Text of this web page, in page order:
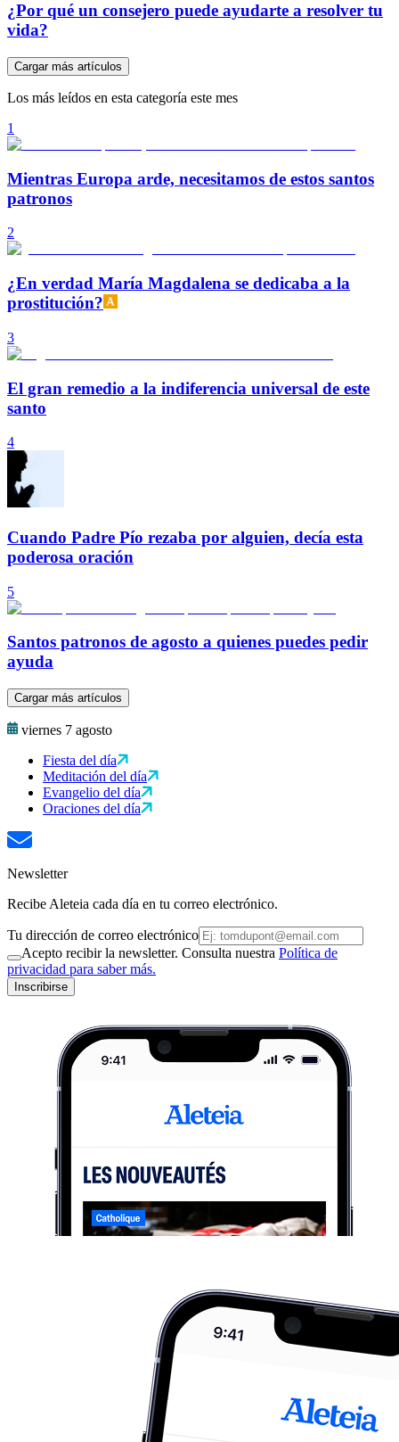
¿Por qué un consejero puede ayudarte a resolver tu
vida?
Cargar más artículos
Los más leídos en esta categoría este mes
1
Mientras Europa arde, necesitamos de estos santos
patronos
2
¿En verdad María Magdalena se dedicaba a la
prostitución?
3
El gran remedio a la indiferencia universal de este
santo
4
Cuando Padre Pío rezaba por alguien, decía esta
poderosa oración
5
Santos patronos de agosto a quienes puedes pedir
ayuda
Cargar más artículos
viernes 7 agosto
Fiesta del día
Meditación del día
Evangelio del día
Oraciones del día
Newsletter
Recibe Aleteia cada día en tu correo electrónico.
Tu dirección de correo electrónico
Acepto recibir la newsletter. Consulta nuestra Política de
privacidad para saber más.
Inscribirse